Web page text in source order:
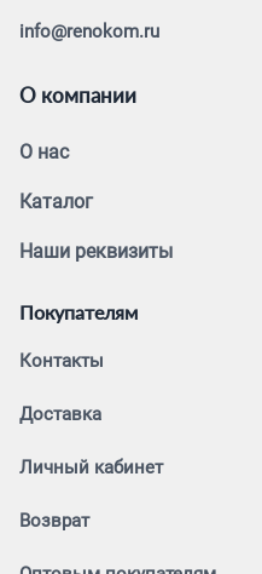
info@renokom.ru
О компании
О нас
Каталог
Наши реквизиты
Покупателям
Контакты
Доставка
Личный кабинет
Возврат